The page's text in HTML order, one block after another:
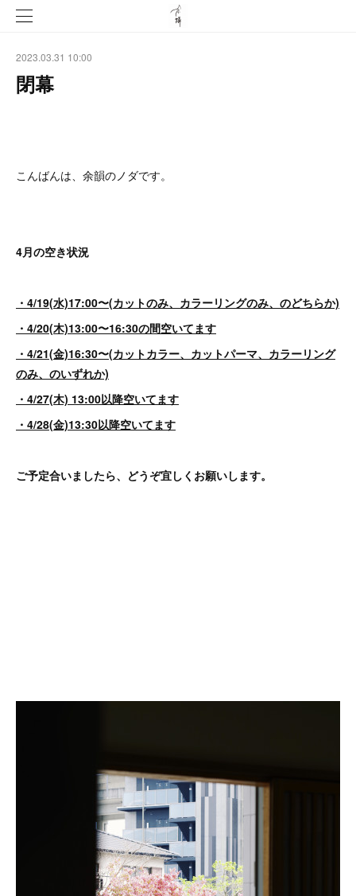
2023.03.31 10:00
閉幕
こんばんは、余韻のノダです。
4月の空き状況
・4/19(水)17:00〜(カットのみ、カラーリングのみ、のどちらか)
・4/20(木)13:00〜16:30の間空いてます
・4/21(金)16:30〜(カットカラー、カットパーマ、カラーリング
のみ、のいずれか)
・4/27(木) 13:00以降空いてます
・4/28(金)13:30以降空いてます
ご予定合いましたら、どうぞ宜しくお願いします。